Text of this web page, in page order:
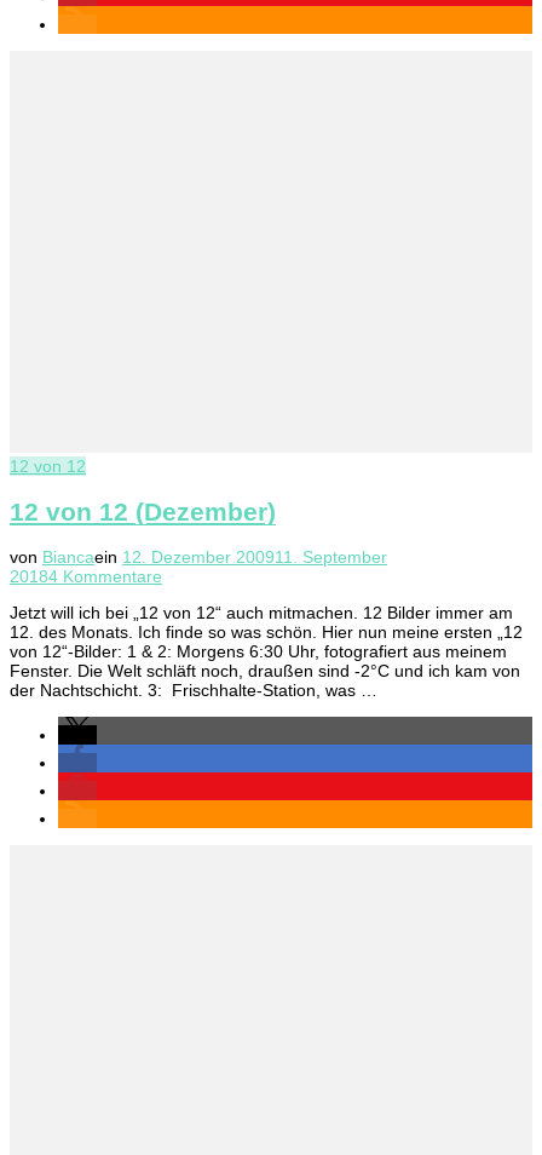
12 von 12
12 von 12 (Dezember)
von Biancaein 12. Dezember 200911. September
20184 Kommentare
von
12
(Dezember)
Jetzt will ich bei „12 von 12“ auch mitmachen. 12 Bilder immer am
12. des Monats. Ich finde so was schön. Hier nun meine ersten „12
von 12“-Bilder: 1 & 2: Morgens 6:30 Uhr, fotografiert aus meinem
Fenster. Die Welt schläft noch, draußen sind -2°C und ich kam von
der Nachtschicht. 3: Frischhalte-Station, was …